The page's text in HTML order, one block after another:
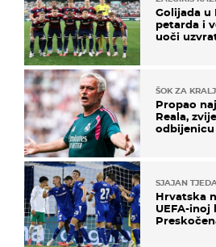
Golijada u
petarda i
uoči
ŠOK ZA
Propao
Reala,
SJAJAN
Hrvatska
UEFA-inoj